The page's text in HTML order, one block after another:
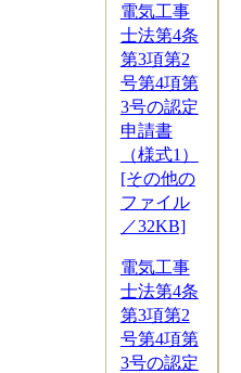
電気工事
士法第4条
第3項第2
号第4項第
3号の認定
申請書
（様式1）
[その他の
ファイル
／32KB]
電気工事
士法第4条
第3項第2
号第4項第
3号の認定